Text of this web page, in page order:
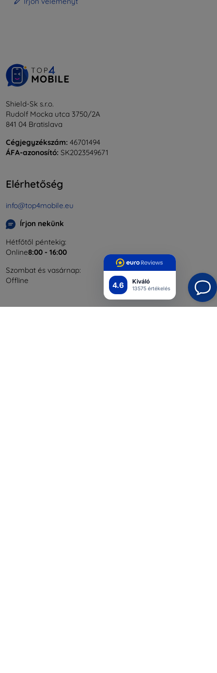
4.6 Kiváló
13575 értékelés
Shield-Sk s.r.o.
Rudolf Mocka utca 3750/2A
841 04 Bratislava
Cégjegyzékszám: 46701494
ÁFA-azonosító: SK2023549671
Elérhetőség
info@top4mobile.eu
Írjon nekünk
Hétfőtől péntekig:
Online8:00 - 16:00
Szombat és vasárnap:
Offline